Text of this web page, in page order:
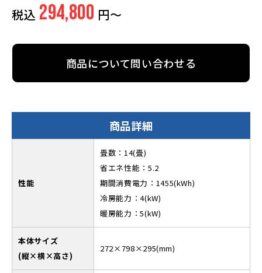
税込 294,800 円～
商品について問い合わせる
商品詳細
性能
畳数：14(畳)
省エネ性能：5.2
期間消費電力：1455(kWh)
冷房能力：4(kW)
暖房能力：5(kW)
本体サイズ
(縦×横×高さ)
272×798×295(mm)